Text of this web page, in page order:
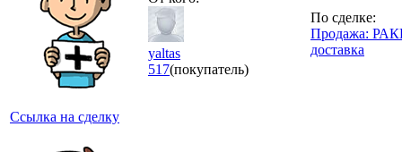
Ссылка на сделку
yaltas
517(покупатель)
По сделке:
Продажа:
доставка